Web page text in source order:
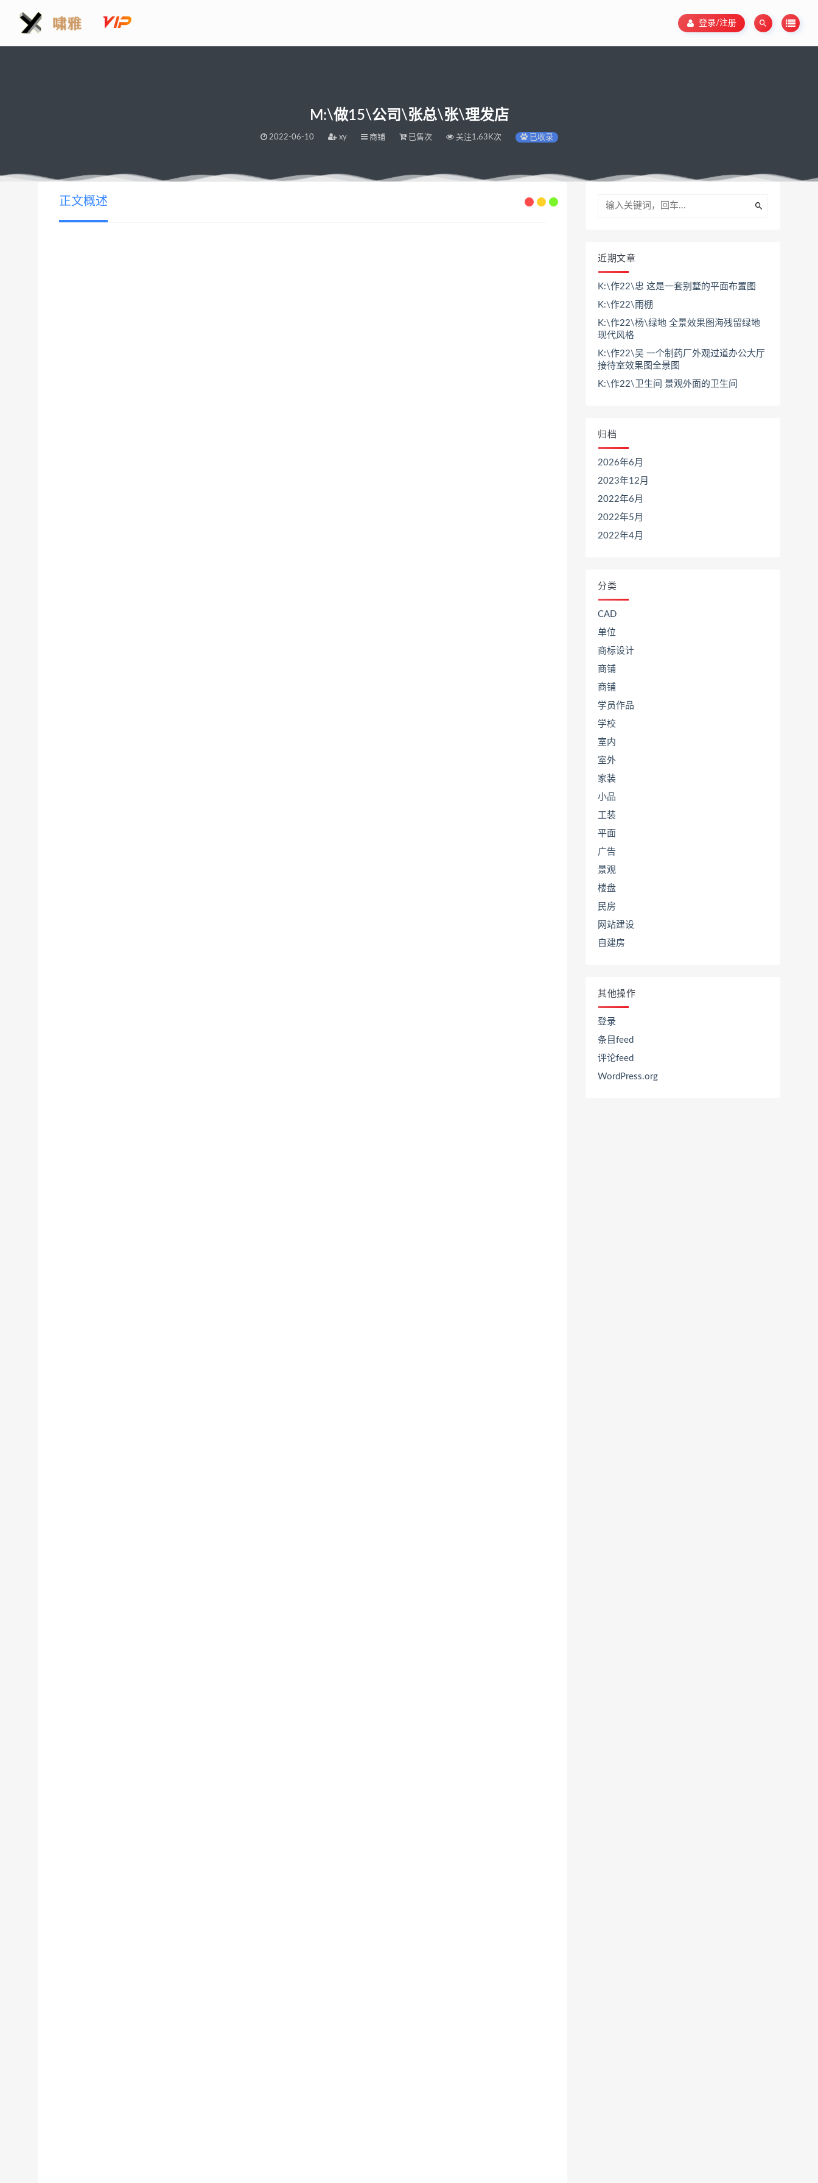
登录/注册
M:\做15\公司\张总\张\理发店
2022-06-10 xy 商铺 已售次 关注1.63K次 已收录
正文概述
近期文章
K:\作22\忠 这是一套别墅的平面布置图
K:\作22\雨棚
K:\作22\杨\绿地 全景效果图海残留绿地
现代风格
K:\作22\吴 一个制药厂外观过道办公大厅
接待室效果图全景图
K:\作22\卫生间 景观外面的卫生间
归档
2026年6月
2023年12月
2022年6月
2022年5月
2022年4月
分类
CAD
单位
商标设计
商铺
商铺
学员作品
学校
室内
室外
家装
小品
工装
平面
广告
景观
楼盘
民房
网站建设
自建房
其他操作
登录
条目feed
评论feed
WordPress.org